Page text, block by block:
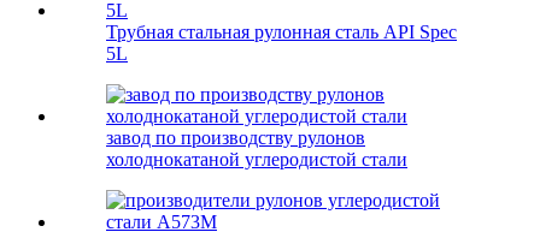
Трубная стальная рулонная сталь API Spec
5L
завод по производству рулонов
холоднокатаной углеродистой стали